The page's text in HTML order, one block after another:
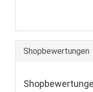
Shopbewertungen